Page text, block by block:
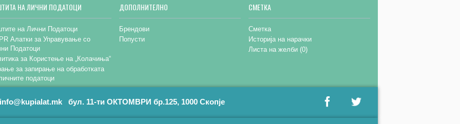
НА ЛИЧНИ ПОДАТОЦИ
на Лични Податоци
Алатки за Управување со
Податоци
за Користење на „Колачиња“
за запирање на обработката
податоци
ДОПОЛНИТЕЛНО
Брендови
Попусти
СМЕТКА
Сметка
Историја на нарачки
Листа на желби (0)
info@kupialat.mk бул. 11-ти ОКТОМВРИ бр.125, 1000 Скопје